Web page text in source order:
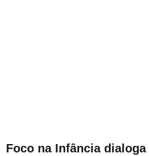
Foco na Infância